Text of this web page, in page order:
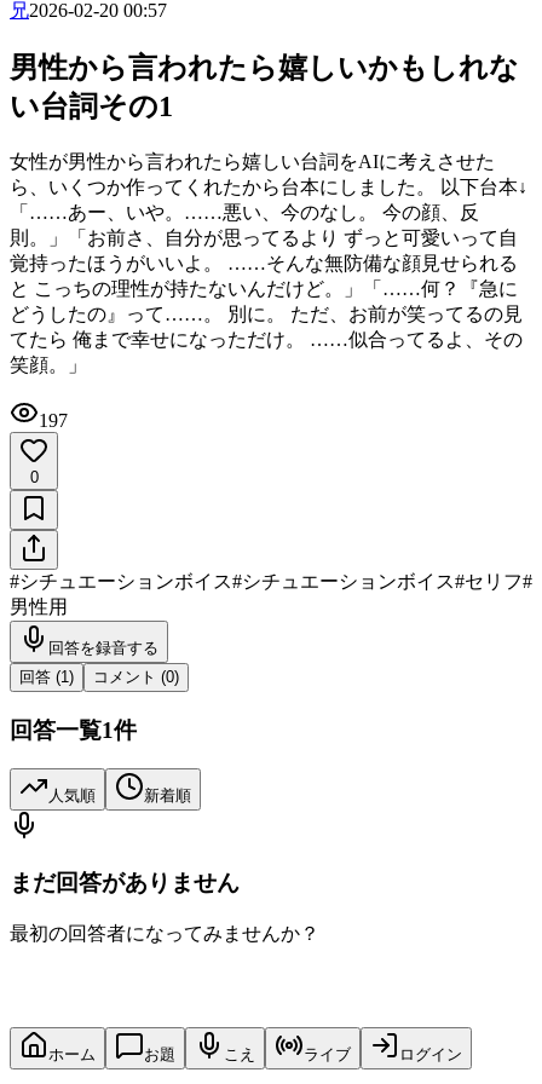
兄2026-02-20 00:57
男性から言われたら嬉しいかもしれな
い台詞その1
女性が男性から言われたら嬉しい台詞をAIに考えさせた
ら、いくつか作ってくれたから台本にしました。 以下台本↓​
「……あー、いや。……悪い、今のなし。 今の顔、反
則。」 ​「お前さ、自分が思ってるより ずっと可愛いって自
覚持ったほうがいいよ。 ……そんな無防備な顔見せられる
と こっちの理性が持たないんだけど。」 ​「……何？『急に
どうしたの』って……。 別に。 ただ、お前が笑ってるの見
てたら 俺まで幸せになっただけ。 ……似合ってるよ、その
笑顔。」
197
0
#シチュエーションボイス#シチュエーションボイス#セリフ#
男性用
回答を録音する
回答 (1 ) コメント (0)
回答一覧1件
人気順 新着順
まだ回答がありません
最初の回答者になってみませんか？
ホーム お題 こえ ライブ ログイン